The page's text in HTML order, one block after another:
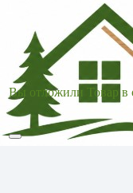
Точка выдачи заказов: МО,
Вы отложили Товар в